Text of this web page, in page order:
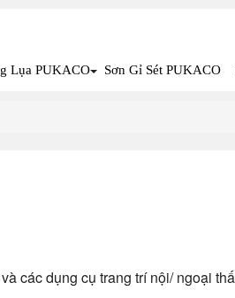
Lụa PUKACO Sơn Gỉ Sét PUKACO
các dụng cụ trang trí nội/ ngoại